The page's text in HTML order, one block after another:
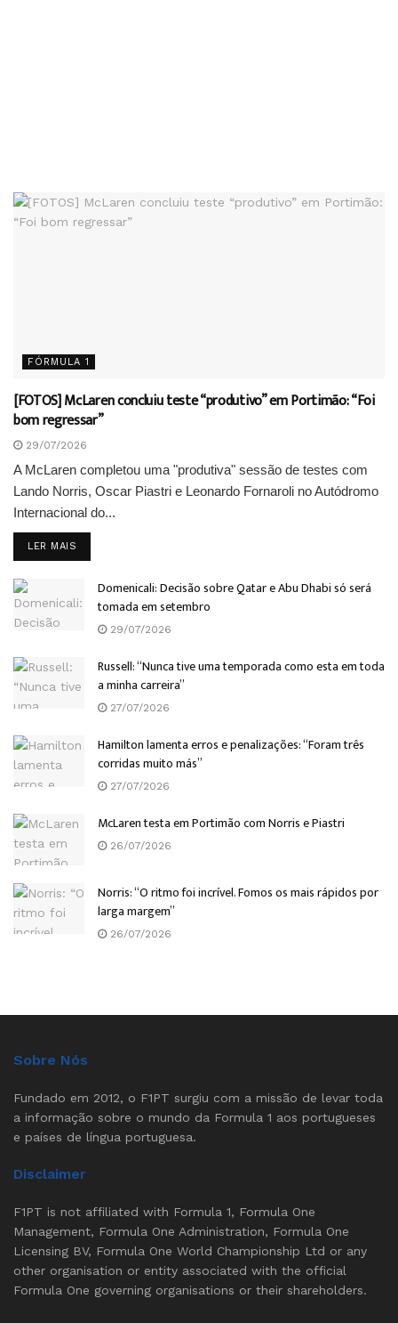
FÓRMULA 1
[FOTOS] McLaren concluiu teste “produtivo” em Portimão: “Foi
bom regressar”
29/07/2026
A McLaren completou uma "produtiva" sessão de testes com
Lando Norris, Oscar Piastri e Leonardo Fornaroli no Autódromo
Internacional do...
LER MAIS
Domenicali: Decisão sobre Qatar e Abu Dhabi só será
tomada em setembro
29/07/2026
Russell: “Nunca tive uma temporada como esta em toda
a minha carreira”
27/07/2026
Hamilton lamenta erros e penalizações: “Foram três
corridas muito más”
27/07/2026
McLaren testa em Portimão com Norris e Piastri
26/07/2026
Norris: “O ritmo foi incrível. Fomos os mais rápidos por
larga margem”
26/07/2026
Sobre Nós
Fundado em 2012, o F1PT surgiu com a missão de levar toda
a informação sobre o mundo da Formula 1 aos portugueses
e países de língua portuguesa.
Disclaimer
F1PT is not affiliated with Formula 1, Formula One
Management, Formula One Administration, Formula One
Licensing BV, Formula One World Championship Ltd or any
other organisation or entity associated with the official
Formula One governing organisations or their shareholders.